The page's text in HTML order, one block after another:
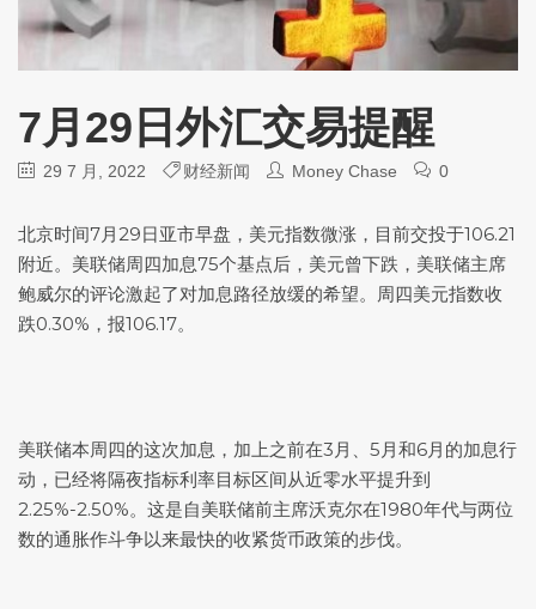
7月29日外汇交易提醒
29 7 月, 2022 财经新闻 Money Chase 0
北京时间7月29日亚市早盘， 美元指数微涨，目前交投于106.21
附近。美联储周四加息75个基点后，美元曾下跌，美联储主席
鲍威尔的评论激起了对加息路径放缓的希望。周四美元指数收
跌0.30%，报106.17。
美联储本周四的这次加息，加上之前在3月、5月和6月的加息行
动，已经将隔夜指标利率目标区间从近零水平提升到
2.25%-2.50%。这是自美联储前主席沃克尔在1980年代与两位
数的通胀作斗争以来最快的收紧货币政策的步伐。